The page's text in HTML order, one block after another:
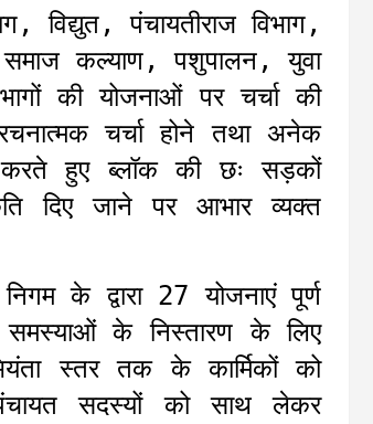
विद्युत, पंचायतीराज विभाग,
कल्याण, पशुपालन, युवा
की योजनाओं पर चर्चा की
चर्चा होने तथा अनेक
करते हुए ब्लॉक की छः सड़कों
दिए जाने पर आभार व्यक्त
के द्वारा 27 योजनाएं पूर्ण
के निस्तारण के लिए
स्तर तक के कार्मिकों को
सदस्यों को साथ लेकर